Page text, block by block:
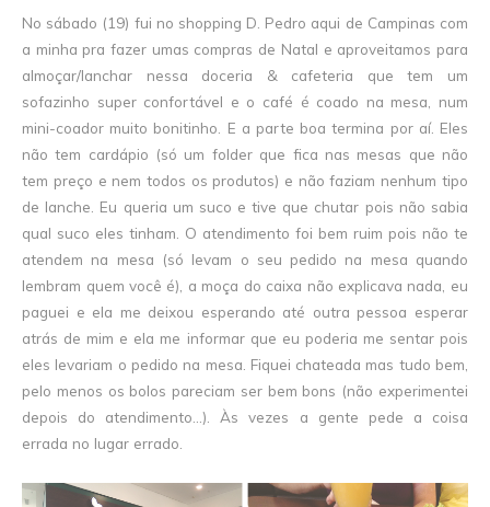
No sábado (19) fui no shopping D. Pedro aqui de Campinas com
a minha pra fazer umas compras de Natal e aproveitamos para
almoçar/lanchar nessa doceria & cafeteria que tem um
sofazinho super confortável e o café é coado na mesa, num
mini-coador muito bonitinho. E a parte boa termina por aí. Eles
não tem cardápio (só um folder que fica nas mesas que não
tem preço e nem todos os produtos) e não faziam nenhum tipo
de lanche. Eu queria um suco e tive que chutar pois não sabia
qual suco eles tinham. O atendimento foi bem ruim pois não te
atendem na mesa (só levam o seu pedido na mesa quando
lembram quem você é), a moça do caixa não explicava nada, eu
paguei e ela me deixou esperando até outra pessoa esperar
atrás de mim e ela me informar que eu poderia me sentar pois
eles levariam o pedido na mesa. Fiquei chateada mas tudo bem,
pelo menos os bolos pareciam ser bem bons (não experimentei
depois do atendimento...). Às vezes a gente pede a coisa
errada no lugar errado.